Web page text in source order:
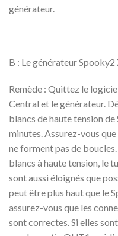
générateur.
B : Le générateur
Remède : Quittez le
Central et le générateur.
blancs de haute tension
minutes. Assurez-vous
ne forment pas de
blancs à haute tension, le
sont aussi éloignés que
peut être plus haut que le
assurez-vous que les
sont correctes. Si elles